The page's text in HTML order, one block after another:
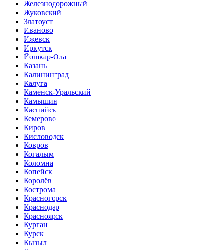
Железнодорожный
Жуковский
Златоуст
Иваново
Ижевск
Иркутск
Йошкар-Ола
Казань
Калининград
Калуга
Каменск-Уральский
Камышин
Каспийск
Кемерово
Киров
Кисловодск
Ковров
Когалым
Коломна
Копейск
Королёв
Кострома
Красногорск
Краснодар
Красноярск
Курган
Курск
Кызыл